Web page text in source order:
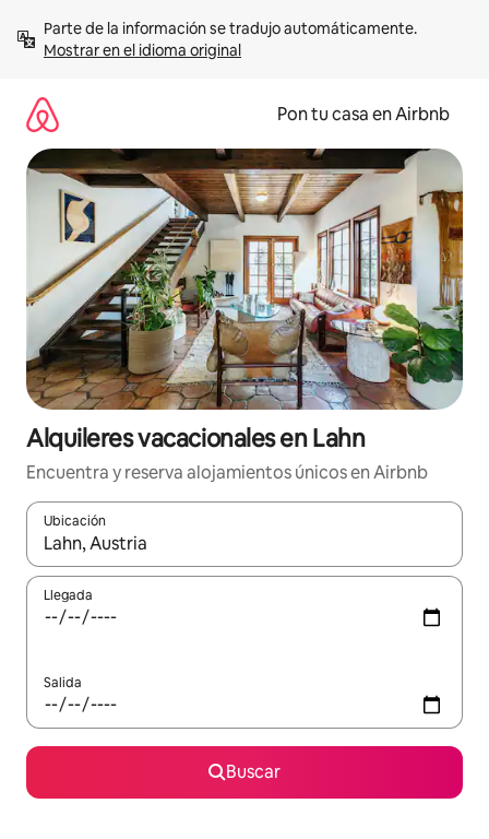
contenidoMostrar en el idioma original
Pon tu casa en Airbnb
Alquileres vacacionales en Lahn
Encuentra y reserva alojamientos únicos en Airbnb
Ubicación
Cuando los resultados estén disponibles, navega con las
Llegada
Salida
Buscar